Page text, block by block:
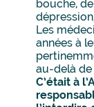
bouche,
Les
années à
au-delà
C’était à